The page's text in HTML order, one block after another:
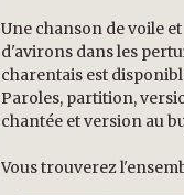
Une chanson de voile et
d'avirons dans les
charentais est
Paroles, partition,
chantée et version au
Vous trouverez